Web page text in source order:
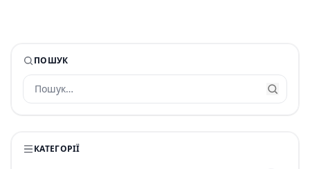
ПОШУК
КАТЕГОРІЇ